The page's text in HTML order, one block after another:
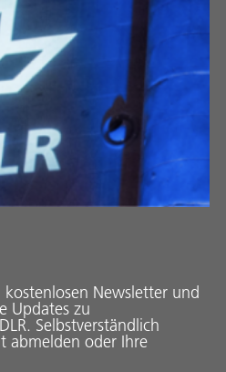
Newsletter und
Updates zu
Selbstverständlich
abmelden oder Ihre